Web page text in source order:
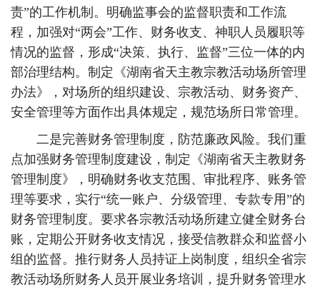
责”的工作机制。明确监事会的监督职责和工作流
程，加强对“两会”工作、财务收支、神职人员履职等
情况的监督，形成“决策、执行、监督”三位一体的内
部治理结构。制定《湖南省天主教宗教活动场所管理
办法》，对场所的组织建设、宗教活动、财务资产、
安全管理等方面作出具体规定，规范场所日常管理。
二是完善财务管理制度，防范廉政风险。我们重
点加强财务管理制度建设，制定《湖南省天主教财务
管理制度》，明确财务收支范围、审批程序、账务管
理等要求，实行“统一账户、分级管理、专款专用”的
财务管理制度。要求各宗教活动场所建立健全财务台
账，定期公开财务收支情况，接受信教群众和监督小
组的监督。推行财务人员持证上岗制度，组织全省宗
教活动场所财务人员开展业务培训，提升财务管理水